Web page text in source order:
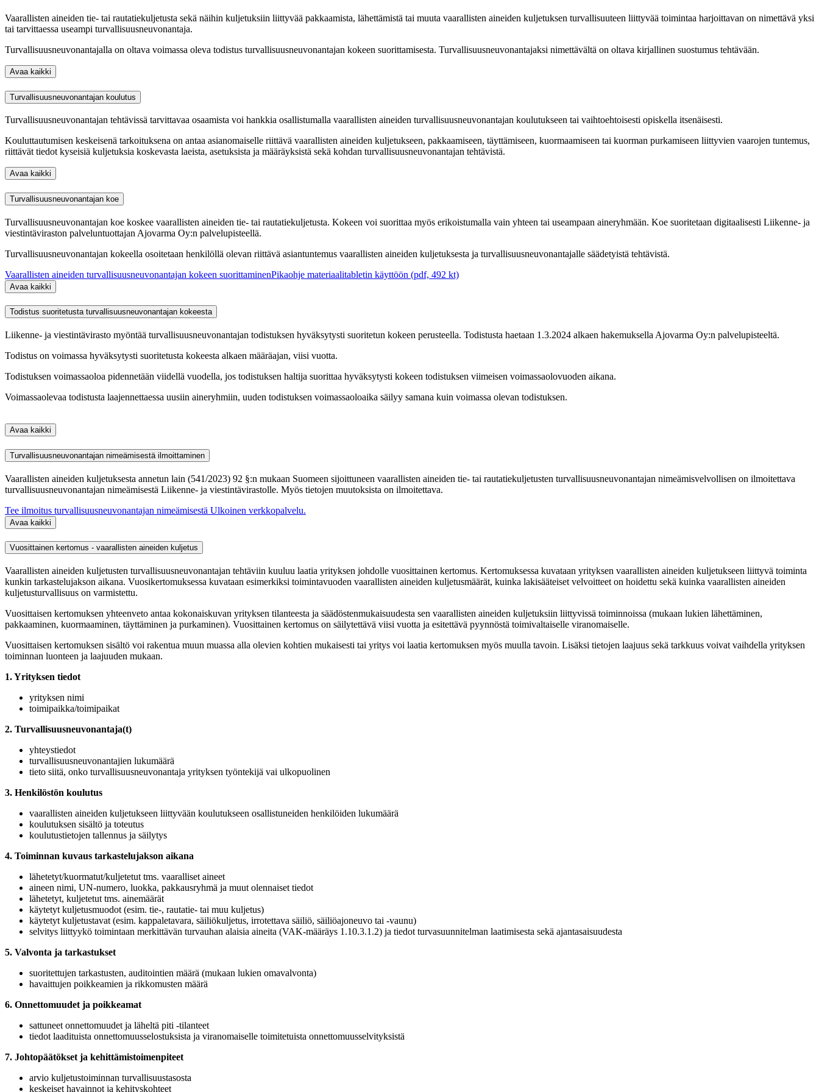
Vaarallisten aineiden tie- tai rautatiekuljetusta sekä näihin kuljetuksiin liittyvää pakkaamista, lähettämistä tai muuta vaarallisten aineiden kuljetuksen turvallisuuteen liittyvää toimintaa harjoittavan on nimettävä yksi
tai tarvittaessa useampi turvallisuusneuvonantaja.
Turvallisuusneuvonantajalla on oltava voimassa oleva todistus turvallisuusneuvonantajan kokeen suorittamisesta. Turvallisuusneuvonantajaksi nimettävältä on oltava kirjallinen suostumus tehtävään.
Avaa kaikki
Turvallisuusneuvonantajan koulutus
Turvallisuusneuvonantajan tehtävissä tarvittavaa osaamista voi hankkia osallistumalla vaarallisten aineiden turvallisuusneuvonantajan koulutukseen tai vaihtoehtoisesti opiskella itsenäisesti.
Kouluttautumisen keskeisenä tarkoituksena on antaa asianomaiselle riittävä vaarallisten aineiden kuljetukseen, pakkaamiseen, täyttämiseen, kuormaamiseen tai kuorman purkamiseen liittyvien vaarojen tuntemus,
riittävät tiedot kyseisiä kuljetuksia koskevasta laeista, asetuksista ja määräyksistä sekä kohdan turvallisuusneuvonantajan tehtävistä.
Avaa kaikki
Turvallisuusneuvonantajan koe
Turvallisuusneuvonantajan koe koskee vaarallisten aineiden tie- tai rautatiekuljetusta. Kokeen voi suorittaa myös erikoistumalla vain yhteen tai useampaan aineryhmään. Koe suoritetaan digitaalisesti Liikenne- ja
viestintäviraston palveluntuottajan Ajovarma Oy:n palvelupisteellä.
Turvallisuusneuvonantajan kokeella osoitetaan henkilöllä olevan riittävä asiantuntemus vaarallisten aineiden kuljetuksesta ja turvallisuusneuvonantajalle säädetyistä tehtävistä.
Vaarallisten aineiden turvallisuusneuvonantajan kokeen suorittaminenPikaohje materiaalitabletin käyttöön (pdf, 492 kt)
Avaa kaikki
Todistus suoritetusta turvallisuusneuvonantajan kokeesta
Liikenne- ja viestintävirasto myöntää turvallisuusneuvonantajan todistuksen hyväksytysti suoritetun kokeen perusteella. Todistusta haetaan 1.3.2024 alkaen hakemuksella Ajovarma Oy:n palvelupisteeltä.
Todistus on voimassa hyväksytysti suoritetusta kokeesta alkaen määräajan, viisi vuotta.
Todistuksen voimassaoloa pidennetään viidellä vuodella, jos todistuksen haltija suorittaa hyväksytysti kokeen todistuksen viimeisen voimassaolovuoden aikana.
Voimassaolevaa todistusta laajennettaessa uusiin aineryhmiin, uuden todistuksen voimassaoloaika säilyy samana kuin voimassa olevan todistuksen.
Avaa kaikki
Turvallisuusneuvonantajan nimeämisestä ilmoittaminen
Vaarallisten aineiden kuljetuksesta annetun lain (541/2023) 92 §:n mukaan Suomeen sijoittuneen vaarallisten aineiden tie- tai rautatiekuljetusten turvallisuusneuvonantajan nimeämisvelvollisen on ilmoitettava
turvallisuusneuvonantajan nimeämisestä Liikenne- ja viestintävirastolle. Myös tietojen muutoksista on ilmoitettava.
Tee ilmoitus turvallisuusneuvonantajan nimeämisestä Ulkoinen verkkopalvelu.
Avaa kaikki
Vuosittainen kertomus - vaarallisten aineiden kuljetus
Vaarallisten aineiden kuljetusten turvallisuusneuvonantajan tehtäviin kuuluu laatia yrityksen johdolle vuosittainen kertomus. Kertomuksessa kuvataan yrityksen vaarallisten aineiden kuljetukseen liittyvä toiminta
kunkin tarkastelujakson aikana. Vuosikertomuksessa kuvataan esimerkiksi toimintavuoden vaarallisten aineiden kuljetusmäärät, kuinka lakisääteiset velvoitteet on hoidettu sekä kuinka vaarallisten aineiden
kuljetusturvallisuus on varmistettu.
Vuosittaisen kertomuksen yhteenveto antaa kokonaiskuvan yrityksen tilanteesta ja säädöstenmukaisuudesta sen vaarallisten aineiden kuljetuksiin liittyvissä toiminnoissa (mukaan lukien lähettäminen,
pakkaaminen, kuormaaminen, täyttäminen ja purkaminen). Vuosittainen kertomus on säilytettävä viisi vuotta ja esitettävä pyynnöstä toimivaltaiselle viranomaiselle.
Vuosittaisen kertomuksen sisältö voi rakentua muun muassa alla olevien kohtien mukaisesti tai yritys voi laatia kertomuksen myös muulla tavoin. Lisäksi tietojen laajuus sekä tarkkuus voivat vaihdella yrityksen
toiminnan luonteen ja laajuuden mukaan.
1. Yrityksen tiedot
yrityksen nimi
toimipaikka/toimipaikat
2. Turvallisuusneuvonantaja(t)
yhteystiedot
turvallisuusneuvonantajien lukumäärä
tieto siitä, onko turvallisuusneuvonantaja yrityksen työntekijä vai ulkopuolinen
3. Henkilöstön koulutus
vaarallisten aineiden kuljetukseen liittyvään koulutukseen osallistuneiden henkilöiden lukumäärä
koulutuksen sisältö ja toteutus
koulutustietojen tallennus ja säilytys
4. Toiminnan kuvaus tarkastelujakson aikana
lähetetyt/kuormatut/kuljetetut tms. vaaralliset aineet
aineen nimi, UN-numero, luokka, pakkausryhmä ja muut olennaiset tiedot
lähetetyt, kuljetetut tms. ainemäärät
käytetyt kuljetusmuodot (esim. tie-, rautatie- tai muu kuljetus)
käytetyt kuljetustavat (esim. kappaletavara, säiliökuljetus, irrotettava säiliö, säiliöajoneuvo tai -vaunu)
selvitys liittyykö toimintaan merkittävän turvauhan alaisia aineita (VAK-määräys 1.10.3.1.2) ja tiedot turvasuunnitelman laatimisesta sekä ajantasaisuudesta
5. Valvonta ja tarkastukset
suoritettujen tarkastusten, auditointien määrä (mukaan lukien omavalvonta)
havaittujen poikkeamien ja rikkomusten määrä
6. Onnettomuudet ja poikkeamat
sattuneet onnettomuudet ja läheltä piti -tilanteet
tiedot laadituista onnettomuusselostuksista ja viranomaiselle toimitetuista onnettomuusselvityksistä
7. Johtopäätökset ja kehittämistoimenpiteet
arvio kuljetustoiminnan turvallisuustasosta
keskeiset havainnot ja kehityskohteet